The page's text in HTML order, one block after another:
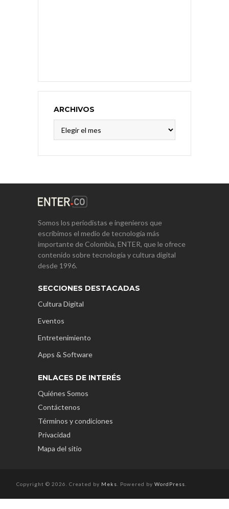
ARCHIVOS
Somos los periodistas e ingenieros que
escribimos el medio de tecnología más
importante de Colombia, ENTER, que le ofrece
contenido sobre tecnología y cultura digital
desde 1996.
SECCIONES DESTACADAS
Cultura Digital
Eventos
Entretenimiento
Apps & Software
ENLACES DE INTERÉS
Quiénes Somos
Contáctenos
Términos y condiciones
Privacidad
Mapa del sitio
Copyright © 2026. Created by Meks . Powered by WordPress